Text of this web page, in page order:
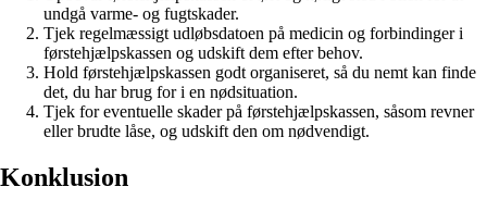
undgå varme- og fugtskader.
Tjek regelmæssigt udløbsdatoen på medicin og forbindinger i
førstehjælpskassen og udskift dem efter behov.
Hold førstehjælpskassen godt organiseret, så du nemt kan finde
det, du har brug for i en nødsituation.
Tjek for eventuelle skader på førstehjælpskassen, såsom revner
eller brudte låse, og udskift den om nødvendigt.
Konklusion